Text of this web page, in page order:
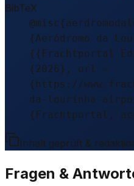
BibTeX
{Aeródromo da
{{Frachtportal
{2026}, url =
{https://
da-lourinha-
{Frachtportal,
Inhalt geprüft &
Fragen &